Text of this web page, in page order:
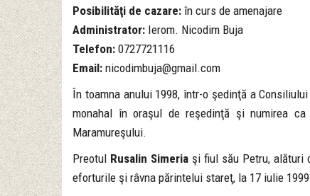
Posibilităţi de cazare: în curs de amenajare
Administrator: Ierom. Nicodim Buja
Telefon: 0727721116
Email: nicodimbuja@gmail.com
În toamna anului 1998, într-o şedinţă a
monahal în oraşul de reşedinţă şi numirea
Maramureşului.
Preotul Rusalin Simeria şi fiul său Petru, alături
eforturile şi râvna părintelui stareţ, la 17 iulie